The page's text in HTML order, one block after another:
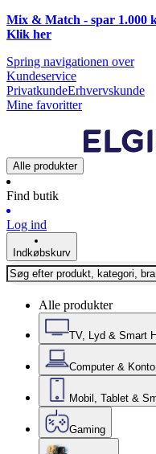
Mix & Match - spar 1.000
Klik her
Spring navigationen over
Kundeservice
PrivatkundeErhvervskunde
Mine favoritter
Alle produkter
Find butik
Log ind
Indkøbskurv
Alle produkter
TV, Lyd & Smart
Computer &
Mobil, Tablet &
Gaming